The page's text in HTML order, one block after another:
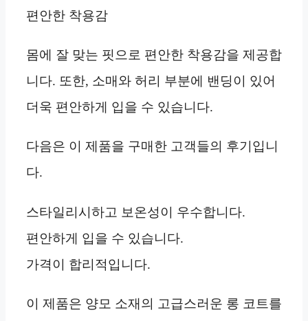
편안한 착용감
몸에 잘 맞는 핏으로 편안한 착용감을 제공합
니다. 또한, 소매와 허리 부분에 밴딩이 있어
더욱 편안하게 입을 수 있습니다.
다음은 이 제품을 구매한 고객들의 후기입니
다.
스타일리시하고 보온성이 우수합니다.
편안하게 입을 수 있습니다.
가격이 합리적입니다.
이 제품은 양모 소재의 고급스러운 롱 코트를